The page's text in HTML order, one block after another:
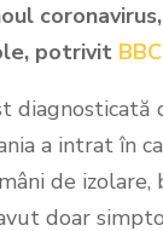
potrivit BBC
diagnosticată
a intrat în
de izolare,
doar